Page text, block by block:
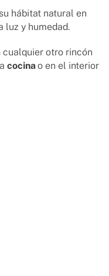
hábitat natural en
luz y humedad.
cualquier otro rincón
cocina o en el interior